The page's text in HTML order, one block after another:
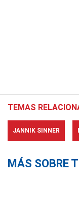
TEMAS
JANNIK SINNER
MÁS SOBRE